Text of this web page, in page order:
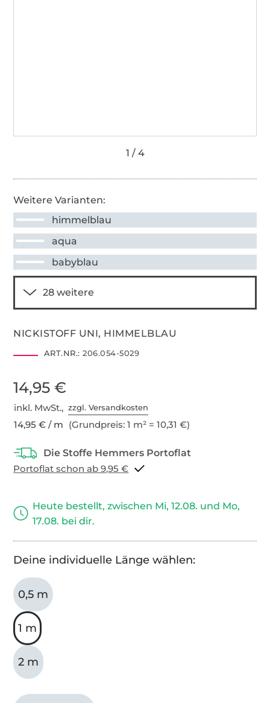
Weitere Varianten:
himmelblau
aqua
babyblau
NICKISTOFF UNI, HIMMELBLAU
ART.NR.: 206.054-5029
14,95 €
inkl. MwSt.,zzgl. Versandkosten
14,95 € / m (Grundpreis: 1 m² = 10,31 €)
Portoflat schon ab 9,95 €
Heute bestellt, zwischen Mi, 12.08. und Mo,
17.08. bei dir.
Deine individuelle Länge wählen:
0,5 m
1 m
2 m